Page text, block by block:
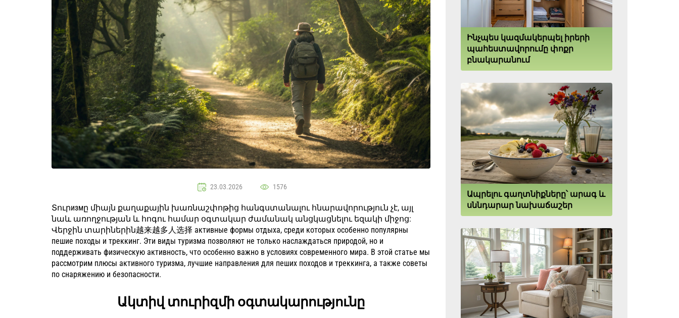
23.03.2026 1576
Տուրизмը միայն քաղաքային խառնաշփոթից հանգստանալու հնարավորություն չէ, այլ
նաև առողջության և հոգու համար օգտակար ժամանակ անցկացնելու եզակի միջոց:
Վերջին տարիներին越来越多人选择 активные формы отдыха, среди которых особенно популярны
пешие походы и треккинг. Эти виды туризма позволяют не только наслаждаться природой, но и
поддерживать физическую активность, что особенно важно в условиях современного мира. В этой статье мы
рассмотрим плюсы активного туризма, лучшие направления для пеших походов и треккинга, а также советы
по снаряжению и безопасности.
Ակտիվ տուրիզմի օգտակարությունը
Ինչպես կազմակերպել իրերի
պահեստավորումը փոքր
բնակարանում
Ապրելու գաղտնիքները՝ արագ և
սննդարար նախաճաշեր